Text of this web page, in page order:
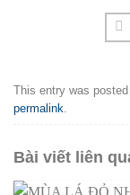
This entry was
permalink
Bài viết liên